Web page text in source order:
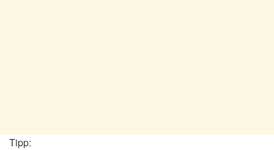
Tipp: